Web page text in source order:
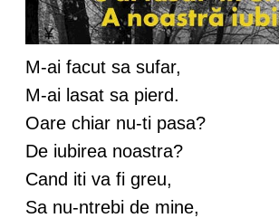
M-ai facut sa sufar,
M-ai lasat sa pierd.
Oare chiar nu-ti pasa?
De iubirea noastra?
Cand iti va fi greu,
Sa nu-ntrebi de mine,